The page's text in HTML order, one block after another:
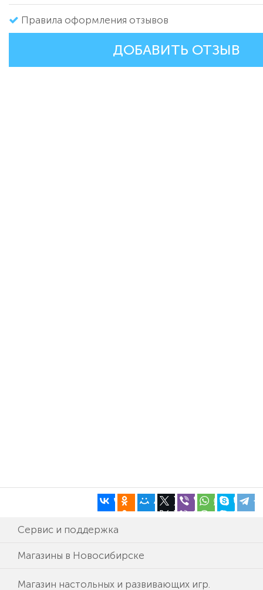
Правила оформления отзывов
ДОБАВИТЬ ОТЗЫВ
Сервис и поддержка
Магазины в Новосибирске
Магазин настольных и развивающих игр.